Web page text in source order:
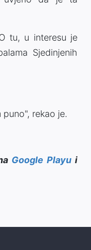
tu, u interesu je
Sjedinjenih
rekao je.
Google Playui